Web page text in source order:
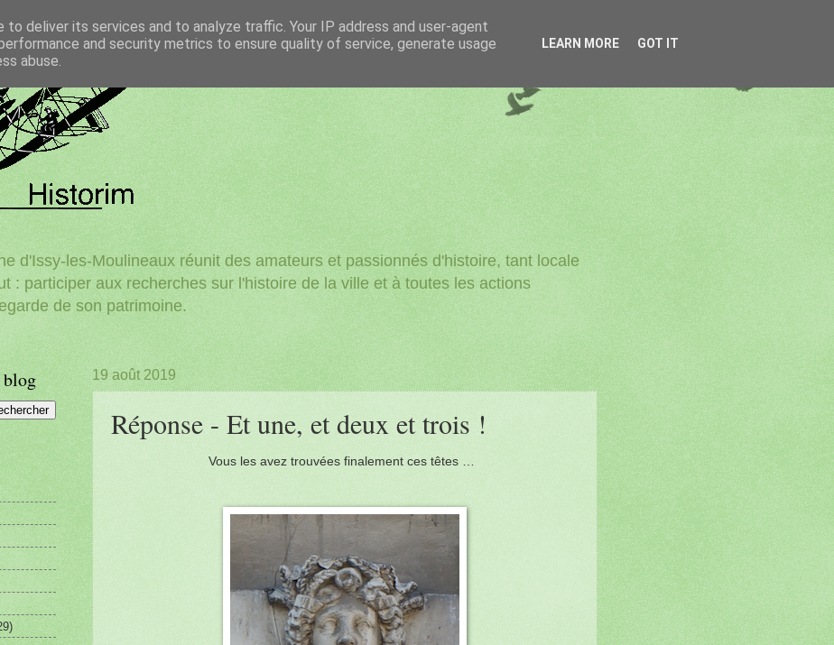
d'Issy-les-Moulineaux réunit des amateurs et passionnés d'histoire, tant locale
: participer aux recherches sur l'histoire de la ville et à toutes les actions
de son patrimoine.
19 août 2019
Réponse - Et une, et deux et trois !
Vous les avez trouvées finalement ces têtes …
blog
deliver its services and to analyze traffic. Your IP address and user-agent
and security metrics to ensure quality of service, generate usage
abuse.
LEARN MORE GOT IT